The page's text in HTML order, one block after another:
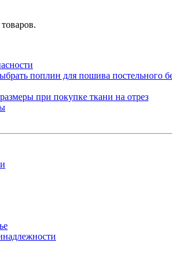
поплин для пошива постельного
при покупке ткани на отрез